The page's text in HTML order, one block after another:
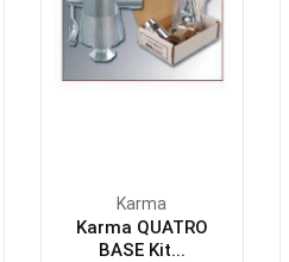
Karma
Karma QUATRO
BASE Kit...